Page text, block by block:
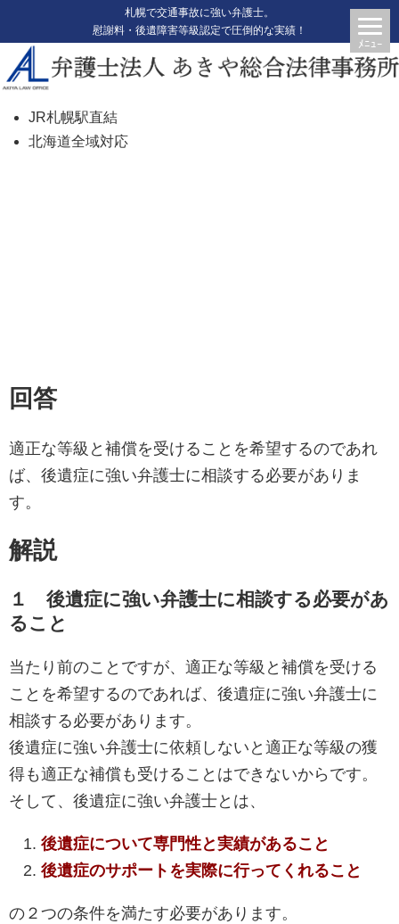
札幌で交通事故に強い弁護士。
慰謝料・後遺障害等級認定で圧倒的な実績！
JR札幌駅直結
北海道全域対応
回答
適正な等級と補償を受けることを希望するのであれ
ば、後遺症に強い弁護士に相談する必要がありま
す。
解説
１ 後遺症に強い弁護士に相談する必要があ
ること
当たり前のことですが、適正な等級と補償を受ける
ことを希望するのであれば、後遺症に強い弁護士に
相談する必要があります。
後遺症に強い弁護士に依頼しないと適正な等級の獲
得も適正な補償も受けることはできないからです。
そして、後遺症に強い弁護士とは、
後遺症について専門性と実績があること
後遺症のサポートを実際に行ってくれること
の２つの条件を満たす必要があります。